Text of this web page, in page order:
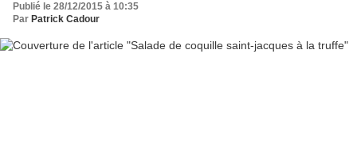
Publié le 28/12/2015 à 10:35
Par Patrick Cadour